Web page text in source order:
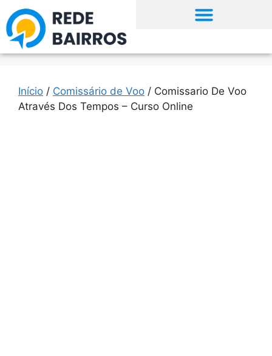
Início / Comissário de Voo / Comissario De Voo
Através Dos Tempos – Curso Online